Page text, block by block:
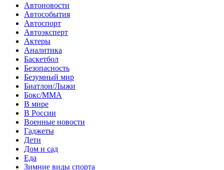
Автоновости
Автособытия
Автоспорт
Автоэксперт
Актеры
Аналитика
Баскетбол
Безопасность
Безумный мир
Биатлон/Лыжи
Бокс/MMA
В мире
В России
Военные новости
Гаджеты
Дети
Дом и сад
Еда
Зимние виды спорта